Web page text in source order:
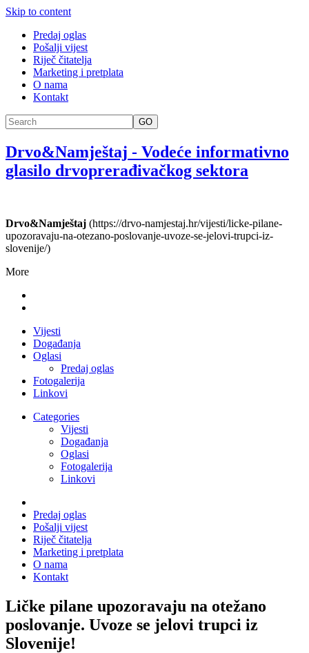
Skip to content
Predaj oglas
Pošalji vijest
Riječ čitatelja
Marketing i pretplata
O nama
Kontakt
GO
Drvo&Namještaj - Vodeće informativno
glasilo drvoprerađivačkog sektora
Drvo&Namještaj (https://drvo-namjestaj.hr/vijesti/licke-pilane-
upozoravaju-na-otezano-poslovanje-uvoze-se-jelovi-trupci-iz-
slovenije/)
More
Vijesti
Događanja
Oglasi
Predaj oglas
Fotogalerija
Linkovi
Categories
Vijesti
Događanja
Oglasi
Fotogalerija
Linkovi
Predaj oglas
Pošalji vijest
Riječ čitatelja
Marketing i pretplata
O nama
Kontakt
Ličke pilane upozoravaju na otežano
poslovanje. Uvoze se jelovi trupci iz
Slovenije!